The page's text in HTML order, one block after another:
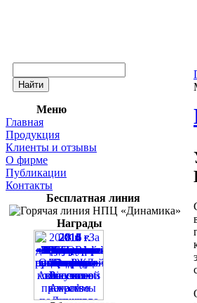
Меню
Главная
Продукция
Клиенты и отзывы
О фирме
Публикации
Контакты
Бесплатная линия
Награды